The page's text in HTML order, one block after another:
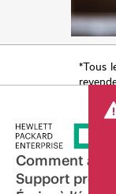
*Tous
tels
et les
peut
Les
Comment
Support produit